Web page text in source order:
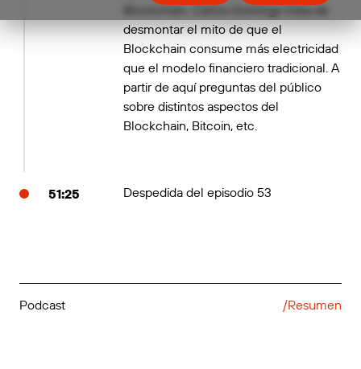
Blockchain. Carlos Domingo trata de
desmontar el mito de que el
Blockchain consume más electricidad
que el modelo financiero tradicional. A
partir de aquí preguntas del público
sobre distintos aspectos del
Blockchain, Bitcoin, etc.
51:25 Despedida del episodio 53
Podcast /Resumen